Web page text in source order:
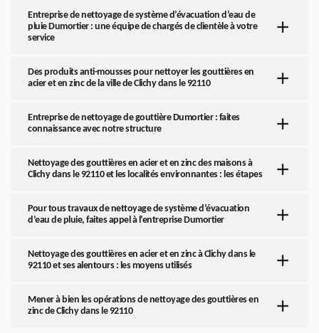
Entreprise de nettoyage de système d’évacuation d’eau de
pluie Dumortier : une équipe de chargés de clientèle à votre
service
Des produits anti-mousses pour nettoyer les gouttières en
acier et en zinc de la ville de Clichy dans le 92110
Entreprise de nettoyage de gouttière Dumortier : faites
connaissance avec notre structure
Nettoyage des gouttières en acier et en zinc des maisons à
Clichy dans le 92110 et les localités environnantes : les étapes
Pour tous travaux de nettoyage de système d’évacuation
d’eau de pluie, faites appel à l’entreprise Dumortier
Nettoyage des gouttières en acier et en zinc à Clichy dans le
92110 et ses alentours : les moyens utilisés
Mener à bien les opérations de nettoyage des gouttières en
zinc de Clichy dans le 92110